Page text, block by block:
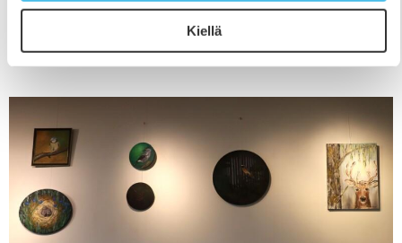
Kiellä
toimisto on avoinna normaalisti klo 9-15. Oikein hyvää
syyslomaa kaikille lomaa viettäville!